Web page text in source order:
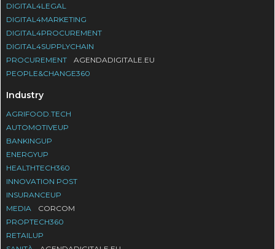
DIGITAL4LEGAL
DIGITAL4MARKETING
DIGITAL4PROCUREMENT
DIGITAL4SUPPLYCHAIN
PROCUREMENT
AGENDADIGITALE.EU
PEOPLE&CHANGE360
Industry
AGRIFOOD.TECH
AUTOMOTIVEUP
BANKINGUP
ENERGYUP
HEALTHTECH360
INNOVATION POST
INSURANCEUP
MEDIA
CORCOM
PROPTECH360
RETAILUP